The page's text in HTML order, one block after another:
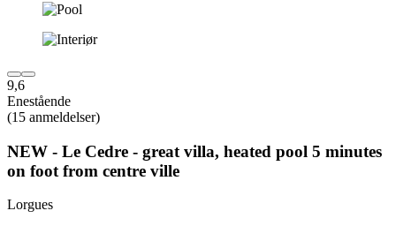
9,6
Enestående
(15 anmeldelser)
NEW - Le Cedre - great villa, heated pool 5 minutes
on foot from centre ville
Lorgues